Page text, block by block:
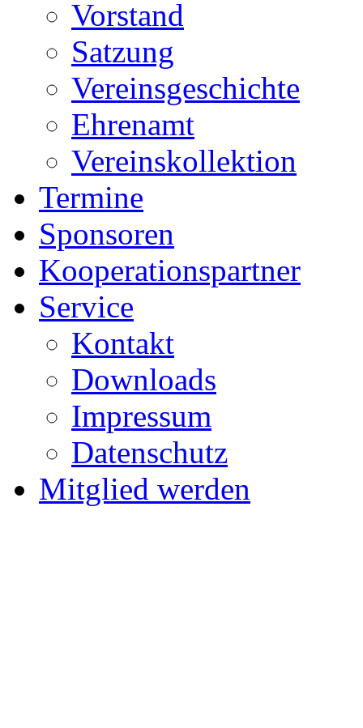
Vorstand
Satzung
Vereinsgeschichte
Ehrenamt
Vereinskollektion
Termine
Sponsoren
Kooperationspartner
Service
Kontakt
Downloads
Impressum
Datenschutz
Mitglied werden